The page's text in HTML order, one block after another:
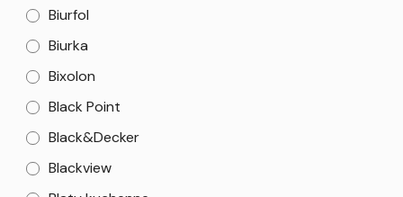
Biurfol
Biurka
Bixolon
Black Point
Black&Decker
Blackview